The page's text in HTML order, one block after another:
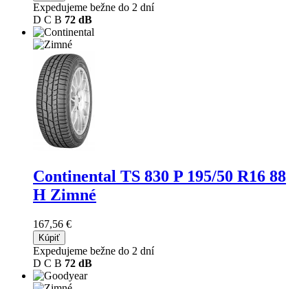
Expedujeme bežne do 2 dní
D C B 72 dB
Continental TS 830 P 195/50 R16 88
H Zimné
167,56 €
Kúpiť
Expedujeme bežne do 2 dní
D C B 72 dB